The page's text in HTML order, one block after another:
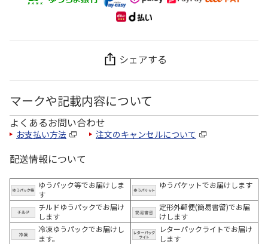
シェアする
マークや記載内容について
よくあるお問い合わせ
お支払い方法 注文のキャンセルについて
配送情報について
ゆうパック等でお届けしま
す
ゆうパケットでお届けします
チルドゆうパックでお届け
します
定形外郵便(簡易書留)でお届
けします
冷凍ゆうパックでお届けし
ます。
レターパックライトでお届け
します